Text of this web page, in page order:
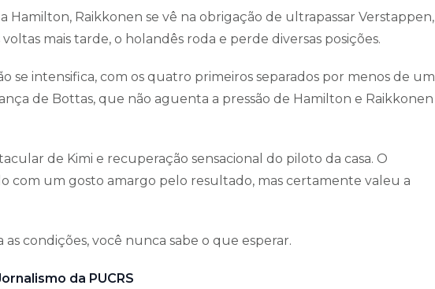
Hamilton, Raikkonen se vê na obrigação de ultrapassar Verstappen,
mais tarde, o holandês roda e perde diversas posições.
se intensifica, com os quatro primeiros separados por menos de um
de Bottas, que não aguenta a pressão de Hamilton e Raikkonen
de Kimi e recuperação sensacional do piloto da casa. O
com um gosto amargo pelo resultado, mas certamente valeu a
as condições, você nunca sabe o que esperar.
da PUCRS